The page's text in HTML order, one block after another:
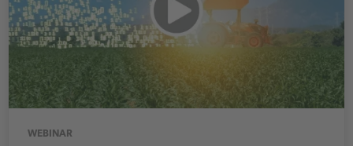
WEBINAR